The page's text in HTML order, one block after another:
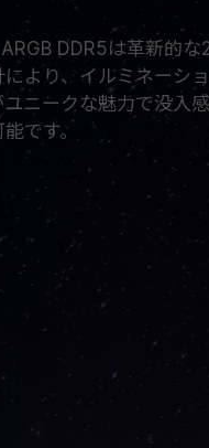
DDR5は革新的
より、イルミネーシ
ニークな魅力で没入
です。